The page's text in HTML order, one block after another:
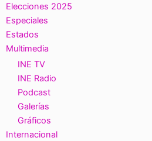
Elecciones 2025
Especiales
Estados
Multimedia
INE TV
INE Radio
Podcast
Galerías
Gráficos
Internacional